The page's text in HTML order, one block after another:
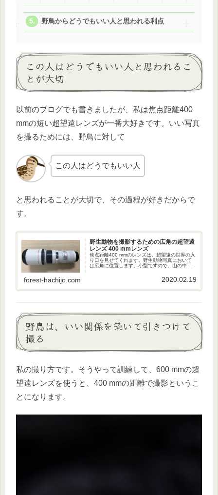
野鳥からどうでもいい人と思われる利点
この人はどうでもいい人と思われるこ
とが大切
以前のブログでも書きましたが、私は焦点距離400
mmの短い超望遠レンズが一番大好きです。いい写真
を撮るためには、野鳥に対して
この人はどうでもいい人
と思われることが大切で、その過程が好きだからで
す。
野生動物を撮影するための広角の超望遠
レンズ 400 mmレンズ
焦点距離400 mmのレンズは、超望遠の世界の入
り口を見せてくれます。野生動物写真において
は広角に位置します。小型ですので、山の中で
forest-hachijo.com 2020.02.19
野鳥は、いい関係を築いて引きつけて
撮る
私の撮り方です。そうやって訓練して、600 mmの超
望遠レンズを使うと、400 mmの距離で撮影というこ
とになります。